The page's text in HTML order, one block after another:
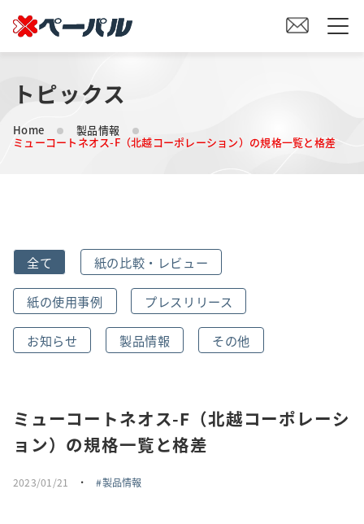
HOME
初めての方へ
会社案内
事業内容
トピックス
お問い合わせ・エントリー
トピックス
Home 製品情報
ミューコートネオス-F（北越コーポレーション）の規格一覧と格差
全て 紙の比較・レビュー
紙の使用事例 プレスリリース
お知らせ 製品情報 その他
ミューコートネオス-F（北越コーポレーシ
ョン）の規格一覧と格差
2023/01/21 ・ 製品情報